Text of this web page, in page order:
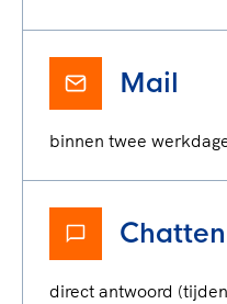
Mail
binnen twee
Chatten
direct antwoord